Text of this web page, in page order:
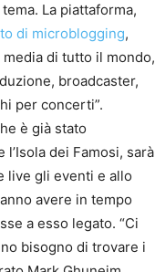
La piattaforma,
di microblogging,
di tutto il mondo,
broadcaster,
per concerti”.
è già stato
dei Famosi, sarà
live gli eventi e allo
avere in tempo
a esso legato. “Ci
bisogno di trovare i